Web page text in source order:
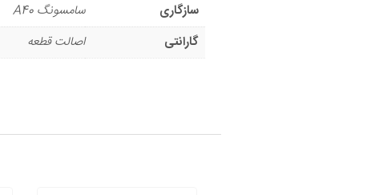
سازگاری
سامسونگ A40
گارانتی
اصالت قطعه